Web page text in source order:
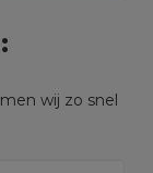
wij zo snel